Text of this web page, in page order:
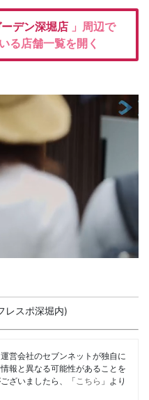
デン深堀店 」周辺で
る店舗一覧を開く
レスポ深堀内)
営会社のセブンネットが独自に
報と異なる可能性があることを
ざいましたら、「 こちら 」より